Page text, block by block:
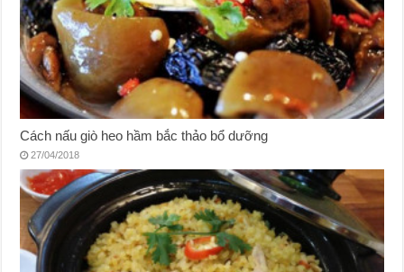
Cách nấu giò heo hầm bắc thảo bổ dưỡng
27/04/2018